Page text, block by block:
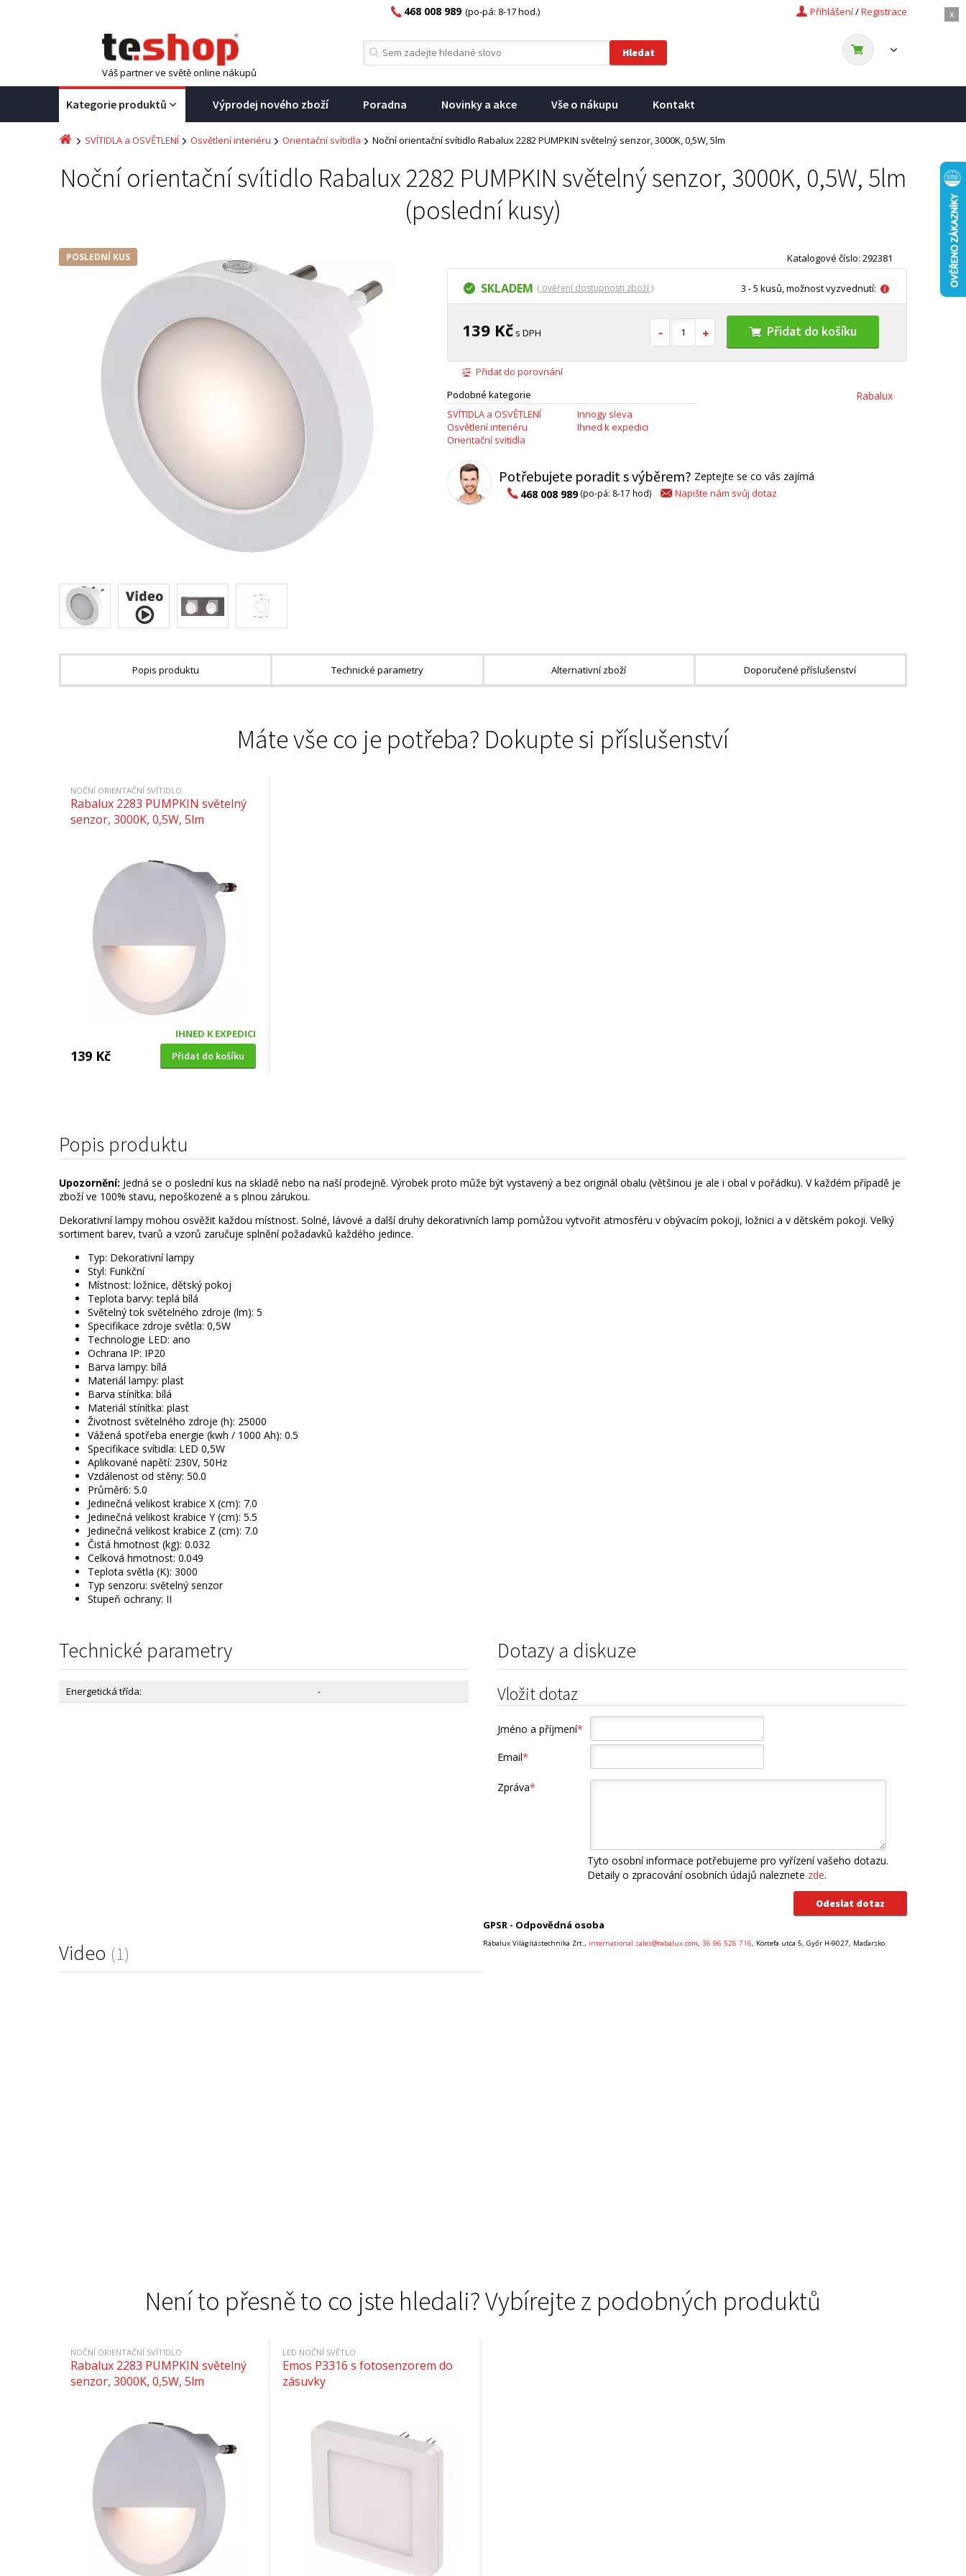
x
Registrace
/
Přihlášení
468 008 989 (po-pá: 8-17 hod.)
Váš partner ve světě online nákupů
Kategorie produktů Výprodej nového zboží Poradna Novinky a akce Vše o nákupu Kontakt
SVÍTIDLA a OSVĚTLENÍ Osvětlení interiéru Orientační svítidla Noční orientační svítidlo Rabalux 2282 PUMPKIN světelný senzor, 3000K, 0,5W, 5lm
Noční orientační svítidlo Rabalux 2282 PUMPKIN světelný senzor, 3000K, 0,5W, 5lm
(poslední kusy)
POSLEDNÍ KUS Katalogové číslo: 292381
SKLADEM ( ověření dostupnosti zboží ) 3 - 5 kusů, možnost vyzvednutí:
139 Kč s DPH Přidat do košíku
Přidat do porovnání
Podobné kategorie
SVÍTIDLA a OSVĚTLENÍ
Osvětlení interiéru
Orientační svítidla
Innogy sleva
Ihned k expedici
Rabalux
Potřebujete poradit s výběrem? Zeptejte se co vás zajímá
468 008 989(po-pá: 8-17 hod) Napište nám svůj dotaz
Popis produktu Technické parametry Alternativní zboží Doporučené příslušenství
Máte vše co je potřeba? Dokupte si příslušenství
NOČNÍ ORIENTAČNÍ SVÍTIDLO
Rabalux 2283 PUMPKIN světelný
senzor, 3000K, 0,5W, 5lm
IHNED K EXPEDICI
139 Kč Přidat do košíku
Popis produktu
Upozornění: Jedná se o poslední kus na skladě nebo na naší prodejně. Výrobek proto může být vystavený a bez originál obalu (většinou je ale i obal v pořádku). V každém případě je
zboží ve 100% stavu, nepoškozené a s plnou zárukou.
Dekorativní lampy mohou osvěžit každou místnost. Solné, lávové a další druhy dekorativních lamp pomůžou vytvořit atmosféru v obývacím pokoji, ložnici a v dětském pokoji. Velký
sortiment barev, tvarů a vzorů zaručuje splnění požadavků každého jedince.
Typ: Dekorativní lampy
Styl: Funkční
Místnost: ložnice, dětský pokoj
Teplota barvy: teplá bílá
Světelný tok světelného zdroje (lm): 5
Specifikace zdroje světla: 0,5W
Technologie LED: ano
Ochrana IP: IP20
Barva lampy: bílá
Materiál lampy: plast
Barva stínítka: bílá
Materiál stínítka: plast
Životnost světelného zdroje (h): 25000
Vážená spotřeba energie (kwh / 1000 Ah): 0.5
Specifikace svítidla: LED 0,5W
Aplikované napětí: 230V, 50Hz
Vzdálenost od stěny: 50.0
Průměr6: 5.0
Jedinečná velikost krabice X (cm): 7.0
Jedinečná velikost krabice Y (cm): 5.5
Jedinečná velikost krabice Z (cm): 7.0
Čistá hmotnost (kg): 0.032
Celková hmotnost: 0.049
Teplota světla (K): 3000
Typ senzoru: světelný senzor
Stupeň ochrany: II
Technické parametry
Energetická třída: -
Dotazy a diskuze
Vložit dotaz
Jméno a příjmení*
Email*
Zpráva*
Tyto osobní informace potřebujeme pro vyřízení vašeho dotazu.
Detaily o zpracování osobních údajů naleznete zde.
Video (1)
GPSR - Odpovědná osoba
Rábalux Világítástechnika Zrt., international.sales@rabalux.com, 36 96 526 716, Körtefa utca 5, Győr H-9027, Maďarsko
Není to přesně to co jste hledali? Vybírejte z podobných produktů
NOČNÍ ORIENTAČNÍ SVÍTIDLO
Rabalux 2283 PUMPKIN světelný
senzor, 3000K, 0,5W, 5lm
LED NOČNÍ SVĚTLO
Emos P3316 s fotosenzorem do
zásuvky